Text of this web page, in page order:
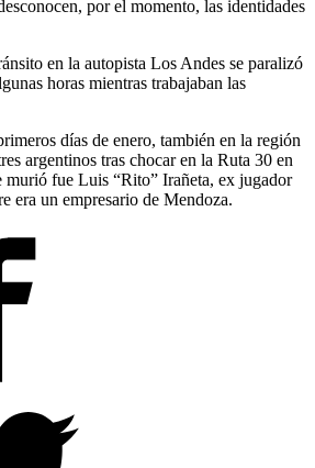
por el momento, las identidades
en la autopista Los Andes se paralizó
horas mientras trabajaban las
días de enero, también en la región
argentinos tras chocar en la Ruta 30 en
murió fue Luis “Rito” Irañeta, ex jugador
era un empresario de Mendoza.